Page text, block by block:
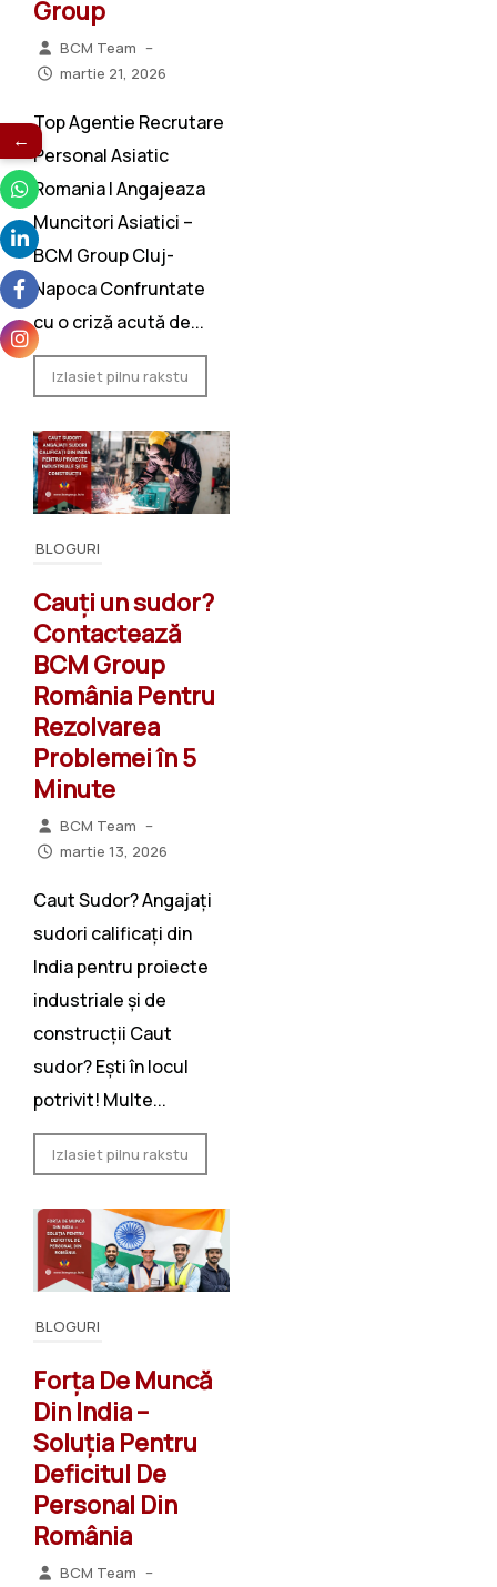
Group
BCM Team –
martie 21, 2026
Top Agentie Recrutare
Personal Asiatic
Romania | Angajeaza
Muncitori Asiatici –
BCM Group Cluj-
Napoca Confruntate
cu o criză acută de...
Izlasiet pilnu rakstu
BLOGURI
Cauți un sudor?
Contactează
BCM Group
România Pentru
Rezolvarea
Problemei în 5
Minute
BCM Team –
martie 13, 2026
Caut Sudor? Angajați
sudori calificați din
India pentru proiecte
industriale și de
construcții Caut
sudor? Ești în locul
potrivit! Multe...
Izlasiet pilnu rakstu
BLOGURI
Forța De Muncă
Din India –
Soluția Pentru
Deficitul De
Personal Din
România
BCM Team –
←